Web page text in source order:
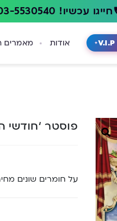
חייגו עכשיו! 03-5530540
אודות מאמרים
פוסטר ‘חודשי
על חומרים שונים